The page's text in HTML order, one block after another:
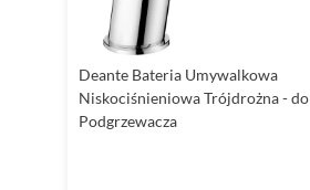
Deante Bateria Umywalkowa
Niskociśnieniowa Trójdrożna - do
Podgrzewacza